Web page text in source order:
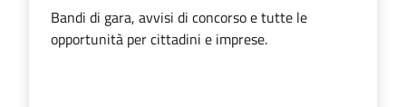
Bandi di gara, avvisi di concorso e tutte le
opportunità per cittadini e imprese.